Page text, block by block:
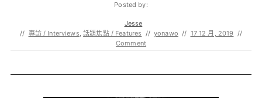
Posted by:
Jesse
// 專訪 / Interviews,話題焦點 / Features // yonawo // 17 12 月, 2019 //
Comment